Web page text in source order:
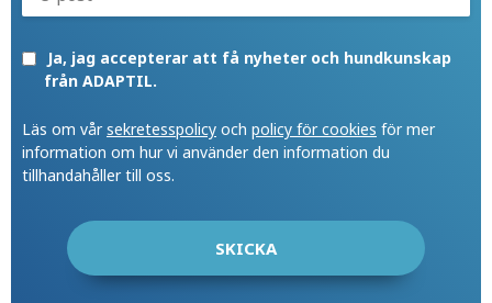
Ja, jag accepterar att få nyheter och hundkunskap
från ADAPTIL.
Läs om vårsekretesspolicy och policy för cookies för mer
information om hur vi använder den information du
tillhandahåller till oss.